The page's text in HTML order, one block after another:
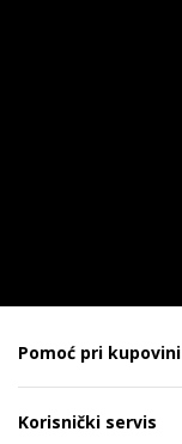
Pomoć pri kupovini
Korisnički servis